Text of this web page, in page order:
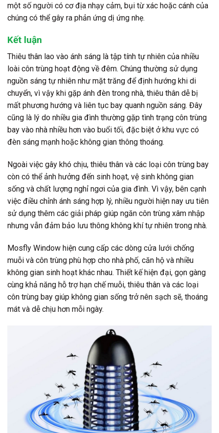
một số người có cơ địa nhạy cảm, bụi từ xác hoặc cánh của
chúng có thể gây ra phản ứng dị ứng nhẹ.
Kết luận
Thiêu thân lao vào ánh sáng là tập tính tự nhiên của nhiều
loài côn trùng hoạt động về đêm. Chúng thường sử dụng
nguồn sáng tự nhiên như mặt trăng để định hướng khi di
chuyển, vì vậy khi gặp ánh đèn trong nhà, thiêu thân dễ bị
mất phương hướng và liên tục bay quanh nguồn sáng. Đây
cũng là lý do nhiều gia đình thường gặp tình trạng côn trùng
bay vào nhà nhiều hơn vào buổi tối, đặc biệt ở khu vực có
đèn sáng mạnh hoặc không gian thông thoáng.
Ngoài việc gây khó chịu, thiêu thân và các loại côn trùng bay
còn có thể ảnh hưởng đến sinh hoạt, vệ sinh không gian
sống và chất lượng nghỉ ngơi của gia đình. Vì vậy, bên cạnh
việc điều chỉnh ánh sáng hợp lý, nhiều người hiện nay ưu tiên
sử dụng thêm các giải pháp giúp ngăn côn trùng xâm nhập
nhưng vẫn đảm bảo lưu thông không khí tự nhiên trong nhà.
Mosfly Window hiện cung cấp các dòng cửa lưới chống
muỗi và côn trùng phù hợp cho nhà phố, căn hộ và nhiều
không gian sinh hoạt khác nhau. Thiết kế hiện đại, gọn gàng
cùng khả năng hỗ trợ hạn chế muỗi, thiêu thân và các loại
côn trùng bay giúp không gian sống trở nên sạch sẽ, thoáng
mát và dễ chịu hơn mỗi ngày.